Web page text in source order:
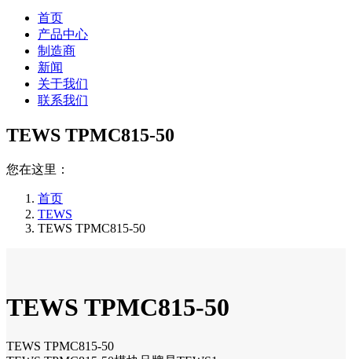
首页
产品中心
制造商
新闻
关于我们
联系我们
TEWS TPMC815-50
您在这里：
首页
TEWS
TEWS TPMC815-50
TEWS TPMC815-50
TEWS TPMC815-50